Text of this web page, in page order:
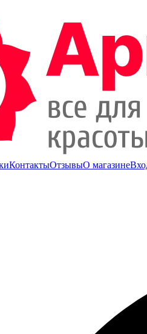
КонтактыОтзывыО магазине